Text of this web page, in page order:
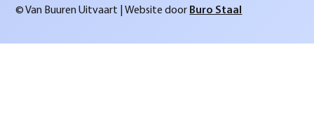
© Van Buuren Uitvaart | Website door Buro Staal